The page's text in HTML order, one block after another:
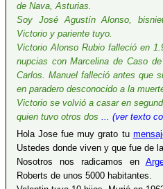
de Nava, Asturias.
Soy José Agustín Alonso,
Victorio y pariente tuyo.
Victorio Alonso Rubio falleció en
nupcias con Marcelina de Caso
Carlos. Manuel falleció antes que
en paradero desconocido a la
Victorio se volvió a casar en
quien tuvo otros dos ... (ver texto
Hola Jose fue muy grato tu
Ustedes donde viven y que fue de
Nosotros nos radicamos en
Roberts de unos 5000 habitantes.